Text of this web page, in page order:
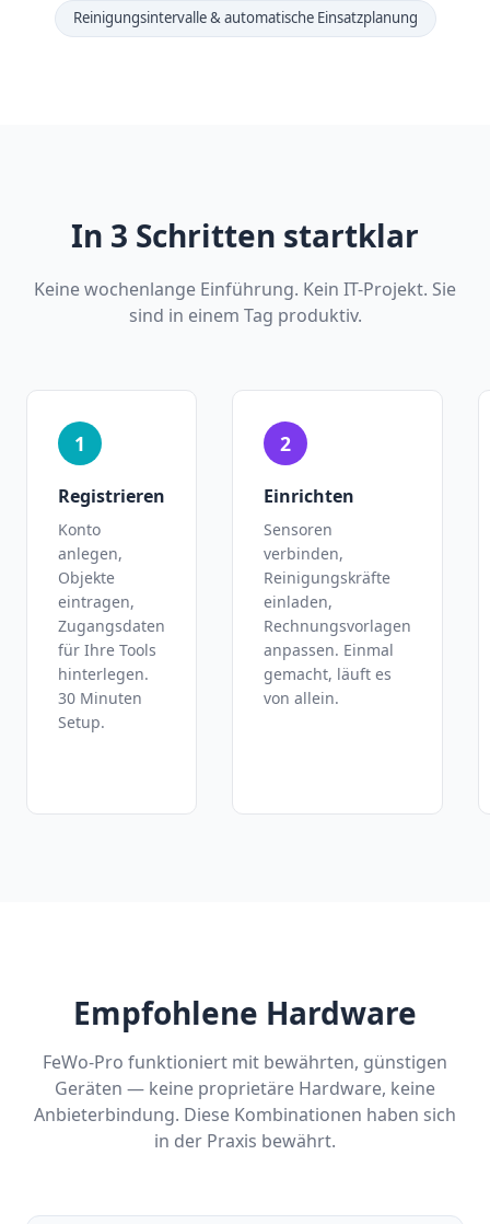
Reinigungsintervalle & automatische Einsatzplanung
In 3 Schritten startklar
Keine wochenlange Einführung. Kein IT-Projekt. Sie
sind in einem Tag produktiv.
1
Registrieren
Konto
anlegen,
Objekte
eintragen,
Zugangsdaten
für Ihre Tools
hinterlegen.
30 Minuten
Setup.
2
Einrichten
Sensoren
verbinden,
Reinigungskräfte
einladen,
Rechnungsvorlagen
anpassen. Einmal
gemacht, läuft es
von allein.
Empfohlene Hardware
FeWo-Pro funktioniert mit bewährten, günstigen
Geräten — keine proprietäre Hardware, keine
Anbieterbindung. Diese Kombinationen haben sich
in der Praxis bewährt.